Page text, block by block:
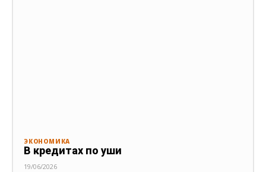
ЭКОНОМИКА
В кредитах по уши
19/06/2026